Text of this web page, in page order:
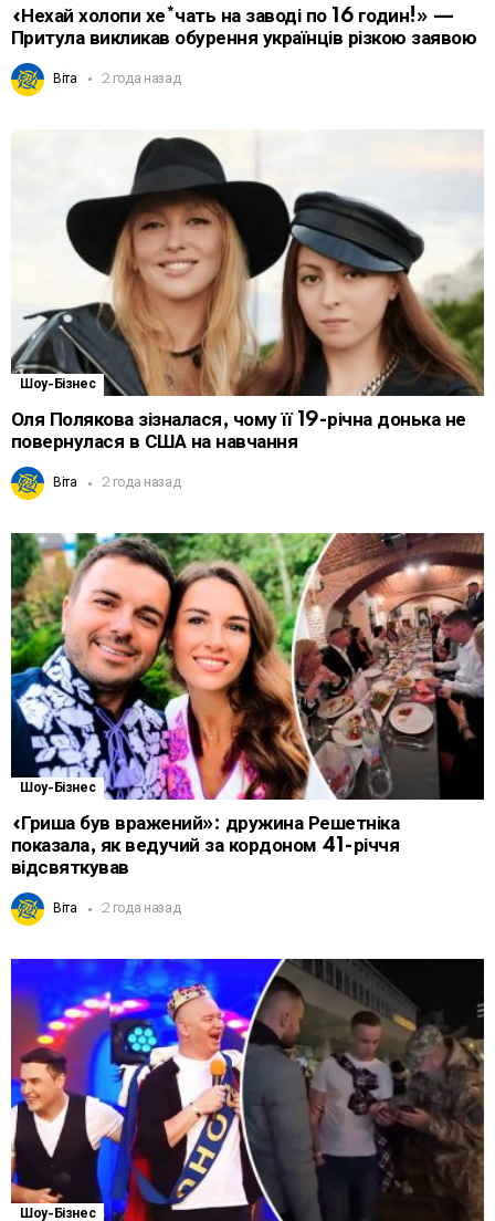
«Нехай холопи хе*чать на заводі по 16 годин!» —
Притула викликав обурення українців різкою заявою
Віта 2 года назад
Шоу-Бізнес
Оля Полякова зізналася, чому її 19-річна донька не
повернулася в США на навчання
Віта 2 года назад
Шоу-Бізнес
«Гриша був вражений»: дружина Решетніка
показала, як ведучий за кордоном 41-річчя
відсвяткував
Віта 2 года назад
Шоу-Бізнес